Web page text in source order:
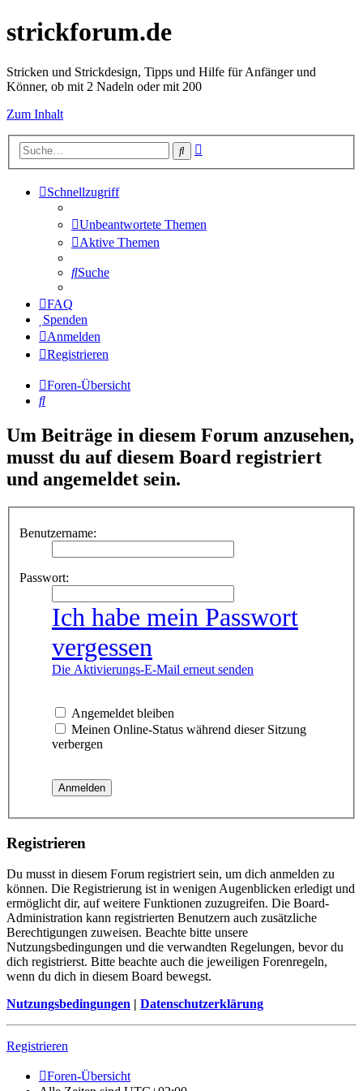
strickforum.de
Stricken und Strickdesign, Tipps und Hilfe für Anfänger und
Könner, ob mit 2 Nadeln oder mit 200
Zum Inhalt
Suche
Schnellzugriff
Unbeantwortete Themen
Aktive Themen
Suche
FAQ
Spenden
Anmelden
Registrieren
Foren-Übersicht
Suche
Um Beiträge in diesem Forum anzusehen,
musst du auf diesem Board registriert
und angemeldet sein.
Benutzername:
Passwort:
Ich habe mein Passwort
vergessen
Die Aktivierungs-E-Mail erneut senden
Angemeldet bleiben
Meinen Online-Status während dieser Sitzung
verbergen
Registrieren
Du musst in diesem Forum registriert sein, um dich anmelden zu
können. Die Registrierung ist in wenigen Augenblicken erledigt und
ermöglicht dir, auf weitere Funktionen zuzugreifen. Die Board-
Administration kann registrierten Benutzern auch zusätzliche
Berechtigungen zuweisen. Beachte bitte unsere
Nutzungsbedingungen und die verwandten Regelungen, bevor du
dich registrierst. Bitte beachte auch die jeweiligen Forenregeln,
wenn du dich in diesem Board bewegst.
Nutzungsbedingungen | Datenschutzerklärung
Registrieren
Foren-Übersicht